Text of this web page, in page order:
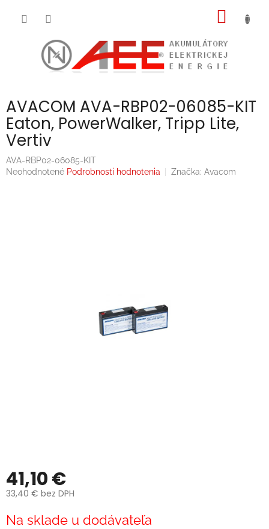
AVACOM AVA-RBP02-06085-KIT
Eaton, PowerWalker, Tripp Lite,
Vertiv
AVA-RBP02-06085-KIT
Priemerné
Neohodnotené Podrobnosti hodnotenia Značka: Avacom
41,10 €
33,40 € bez DPH
cena:
Na sklade u dodávateľa